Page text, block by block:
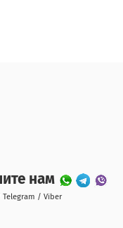
нам
Telegram / Viber